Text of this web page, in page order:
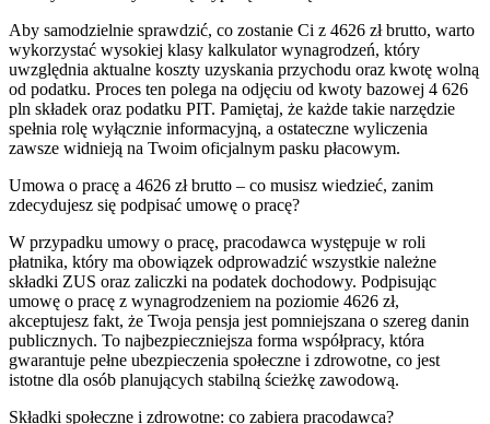
Aby samodzielnie sprawdzić, co zostanie Ci z 4626 zł brutto, warto
wykorzystać wysokiej klasy kalkulator wynagrodzeń, który
uwzględnia aktualne koszty uzyskania przychodu oraz kwotę wolną
od podatku. Proces ten polega na odjęciu od kwoty bazowej 4 626
pln składek oraz podatku PIT. Pamiętaj, że każde takie narzędzie
spełnia rolę wyłącznie informacyjną, a ostateczne wyliczenia
zawsze widnieją na Twoim oficjalnym pasku płacowym.
Umowa o pracę a 4626 zł brutto – co musisz wiedzieć, zanim
zdecydujesz się podpisać umowę o pracę?
W przypadku umowy o pracę, pracodawca występuje w roli
płatnika, który ma obowiązek odprowadzić wszystkie należne
składki ZUS oraz zaliczki na podatek dochodowy. Podpisując
umowę o pracę z wynagrodzeniem na poziomie 4626 zł,
akceptujesz fakt, że Twoja pensja jest pomniejszana o szereg danin
publicznych. To najbezpieczniejsza forma współpracy, która
gwarantuje pełne ubezpieczenia społeczne i zdrowotne, co jest
istotne dla osób planujących stabilną ścieżkę zawodową.
Składki społeczne i zdrowotne: co zabiera pracodawca?